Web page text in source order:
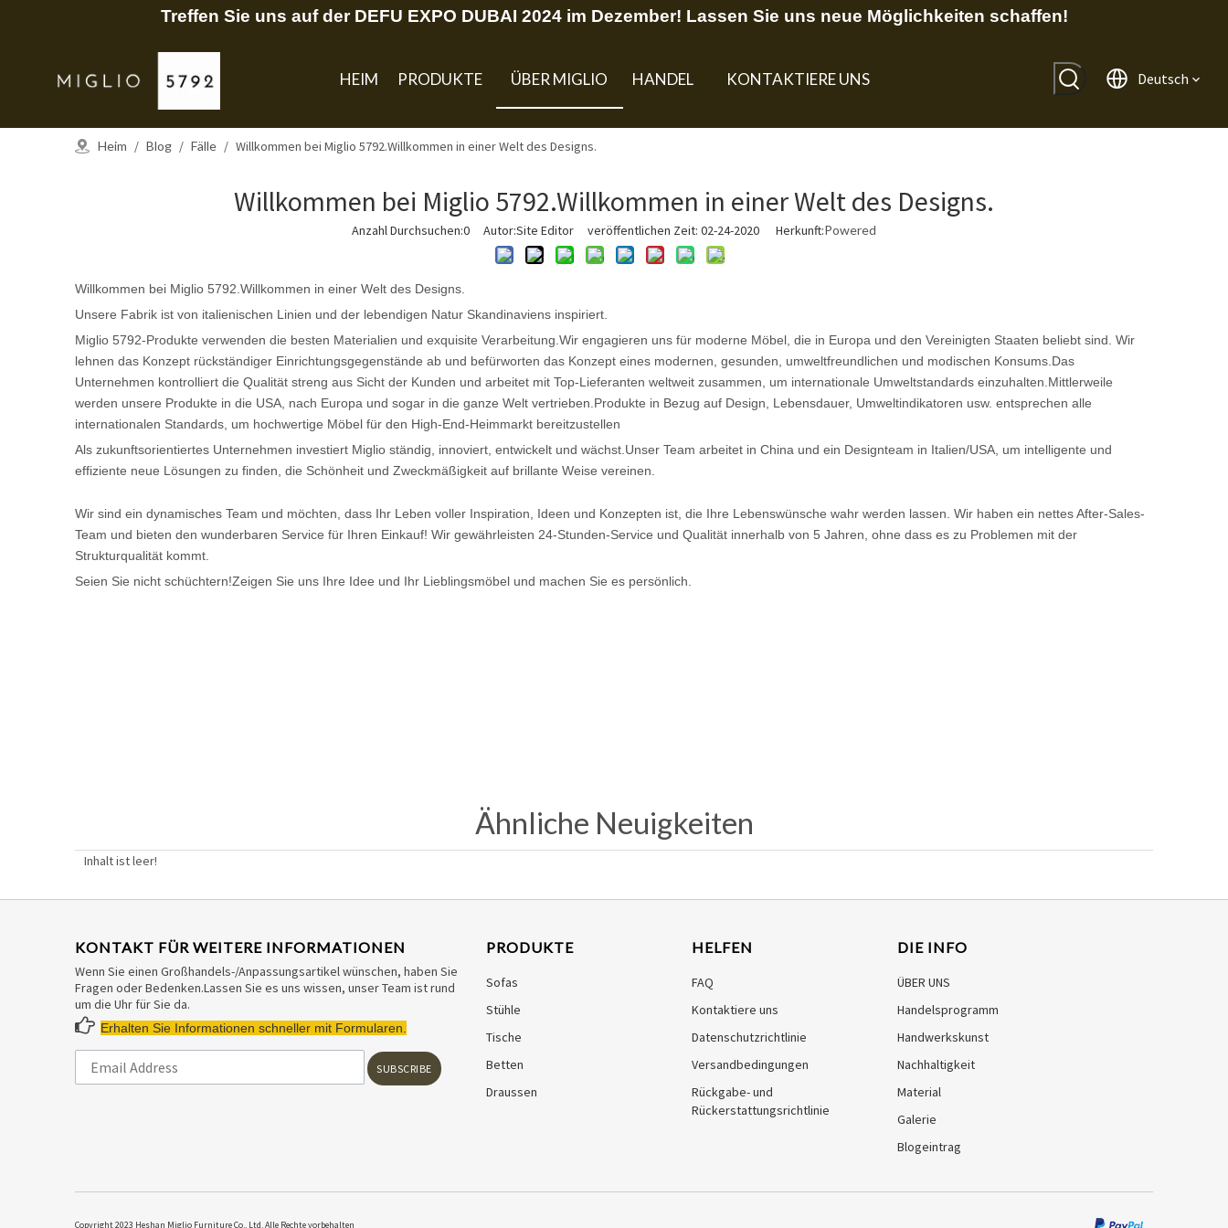
Treffen Sie uns auf der DEFU EXPO DUBAI 2024 im Dezember! Lassen Sie uns neue Möglichkeiten schaffen!
HEIM PRODUKTE ÜBER MIGLIO HANDEL KONTAKTIERE UNS Deutsch
Heim / Blog / Fälle / Willkommen bei Miglio 5792.Willkommen in einer Welt des Designs.
Willkommen bei Miglio 5792.Willkommen in einer Welt des Designs.
Anzahl Durchsuchen:0 Autor:Site Editor veröffentlichen Zeit: 02-24-2020 Herkunft:Powered
Willkommen bei Miglio 5792.Willkommen in einer Welt des Designs.
Unsere Fabrik ist von italienischen Linien und der lebendigen Natur Skandinaviens inspiriert.
Miglio 5792-Produkte verwenden die besten Materialien und exquisite Verarbeitung.Wir engagieren uns für moderne Möbel, die in Europa und den Vereinigten Staaten beliebt sind. Wir
lehnen das Konzept rückständiger Einrichtungsgegenstände ab und befürworten das Konzept eines modernen, gesunden, umweltfreundlichen und modischen Konsums.Das
Unternehmen kontrolliert die Qualität streng aus Sicht der Kunden und arbeitet mit Top-Lieferanten weltweit zusammen, um internationale Umweltstandards einzuhalten.Mittlerweile
werden unsere Produkte in die USA, nach Europa und sogar in die ganze Welt vertrieben.Produkte in Bezug auf Design, Lebensdauer, Umweltindikatoren usw. entsprechen alle
internationalen Standards, um hochwertige Möbel für den High-End-Heimmarkt bereitzustellen
Als zukunftsorientiertes Unternehmen investiert Miglio ständig, innoviert, entwickelt und wächst.Unser Team arbeitet in China und ein Designteam in Italien/USA, um intelligente und
effiziente neue Lösungen zu finden, die Schönheit und Zweckmäßigkeit auf brillante Weise vereinen.
Wir sind ein dynamisches Team und möchten, dass Ihr Leben voller Inspiration, Ideen und Konzepten ist, die Ihre Lebenswünsche wahr werden lassen. Wir haben ein nettes After-Sales-
Team und bieten den wunderbaren Service für Ihren Einkauf! Wir gewährleisten 24-Stunden-Service und Qualität innerhalb von 5 Jahren, ohne dass es zu Problemen mit der
Strukturqualität kommt.
Seien Sie nicht schüchtern!Zeigen Sie uns Ihre Idee und Ihr Lieblingsmöbel und machen Sie es persönlich.
Ähnliche Neuigkeiten
Inhalt ist leer!
KONTAKT FÜR WEITERE INFORMATIONEN
Wenn Sie einen Großhandels-/Anpassungsartikel wünschen, haben Sie
Fragen oder Bedenken.Lassen Sie es uns wissen, unser Team ist rund
um die Uhr für Sie da.
 Erhalten Sie Informationen schneller mit Formularen.
SUBSCRIBE
PRODUKTE
Sofas
Stühle
Tische
Betten
Draussen
HELFEN
FAQ
Kontaktiere uns
Datenschutzrichtlinie
Versandbedingungen
Rückgabe- und
Rückerstattungsrichtlinie
DIE INFO
ÜBER UNS
Handelsprogramm
Handwerkskunst
Nachhaltigkeit
Material
Galerie
Blogeintrag
​Copyright 2023 Heshan Miglio Furniture Co., Ltd. Alle Rechte vorbehalten